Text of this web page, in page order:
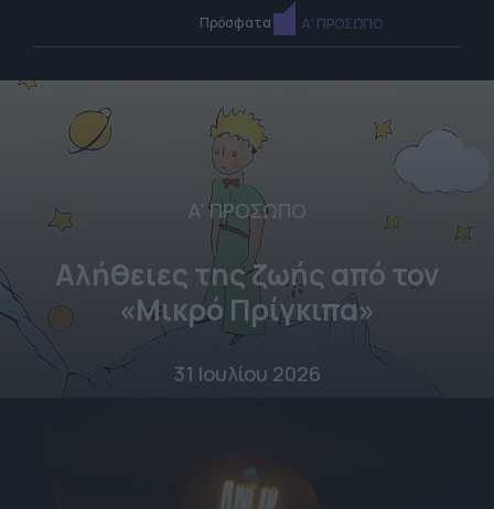
Πρόσφατα Α' ΠΡΟΣΩΠΟ
Α' ΠΡΟΣΩΠΟ
Αλήθειες της ζωής από τον
«Μικρό Πρίγκιπα»
31 Ιουλίου 2026